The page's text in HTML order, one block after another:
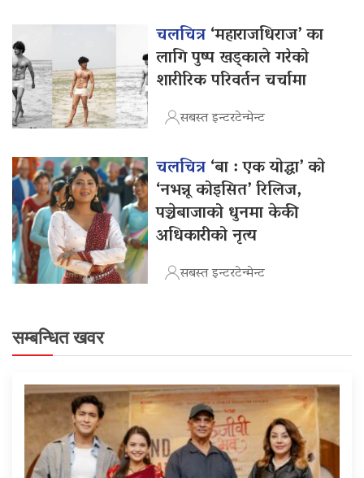
चलचित्र‘महाराजधिराज’ का
लागि पुष्प खड्काले गरेको
शारीरिक परिवर्तन चर्चामा
सबस्त इन्टरटेन्मेन्ट
चलचित्र‘बा : एक योद्धा’ को
‘नभन्नू कोइसित’ रिलिज,
पञ्चेबाजाको धुनमा केकी
अधिकारीको नृत्य
सबस्त इन्टरटेन्मेन्ट
सम्बन्धित खवर